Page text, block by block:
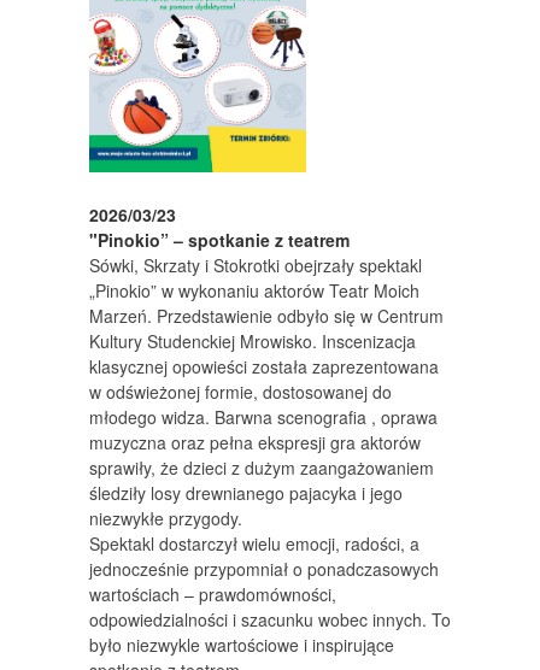
2026/03/23
"Pinokio” – spotkanie z teatrem
Sówki, Skrzaty i Stokrotki obejrzały spektakl
„Pinokio” w wykonaniu aktorów Teatr Moich
Marzeń. Przedstawienie odbyło się w Centrum
Kultury Studenckiej Mrowisko. Inscenizacja
klasycznej opowieści została zaprezentowana
w odświeżonej formie, dostosowanej do
młodego widza. Barwna scenografia , oprawa
muzyczna oraz pełna ekspresji gra aktorów
sprawiły, że dzieci z dużym zaangażowaniem
śledziły losy drewnianego pajacyka i jego
niezwykłe przygody.
Spektakl dostarczył wielu emocji, radości, a
jednocześnie przypomniał o ponadczasowych
wartościach – prawdomówności,
odpowiedzialności i szacunku wobec innych. To
było niezwykle wartościowe i inspirujące